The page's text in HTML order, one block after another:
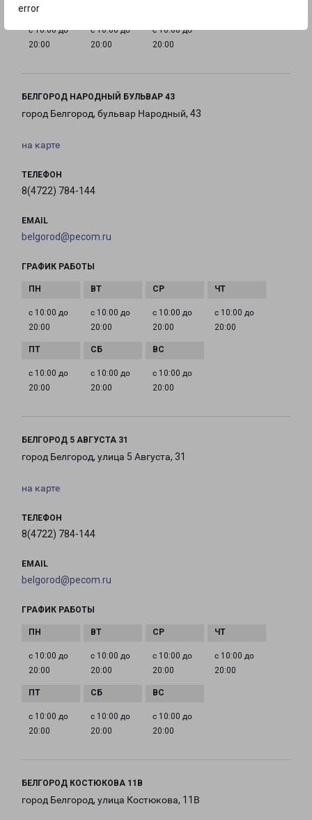
error
с 10:00 до
20:00
с 10:00 до
20:00
с 10:00 до
20:00
БЕЛГОРОД НАРОДНЫЙ БУЛЬВАР 43
город Белгород, бульвар Народный, 43
на карте
ТЕЛЕФОН
8(4722) 784-144
EMAIL
belgorod@pecom.ru
ГРАФИК РАБОТЫ
с 10:00 до
20:00
с 10:00 до
20:00
с 10:00 до
20:00
с 10:00 до
20:00
с 10:00 до
20:00
с 10:00 до
20:00
с 10:00 до
20:00
БЕЛГОРОД 5 АВГУСТА 31
город Белгород, улица 5 Августа, 31
на карте
ТЕЛЕФОН
8(4722) 784-144
EMAIL
belgorod@pecom.ru
ГРАФИК РАБОТЫ
с 10:00 до
20:00
с 10:00 до
20:00
с 10:00 до
20:00
с 10:00 до
20:00
с 10:00 до
20:00
с 10:00 до
20:00
с 10:00 до
20:00
БЕЛГОРОД КОСТЮКОВА 11В
город Белгород, улица Костюкова, 11В